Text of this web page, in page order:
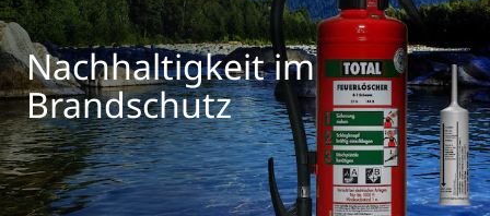
Nachhaltigkeit im
Brandschutz